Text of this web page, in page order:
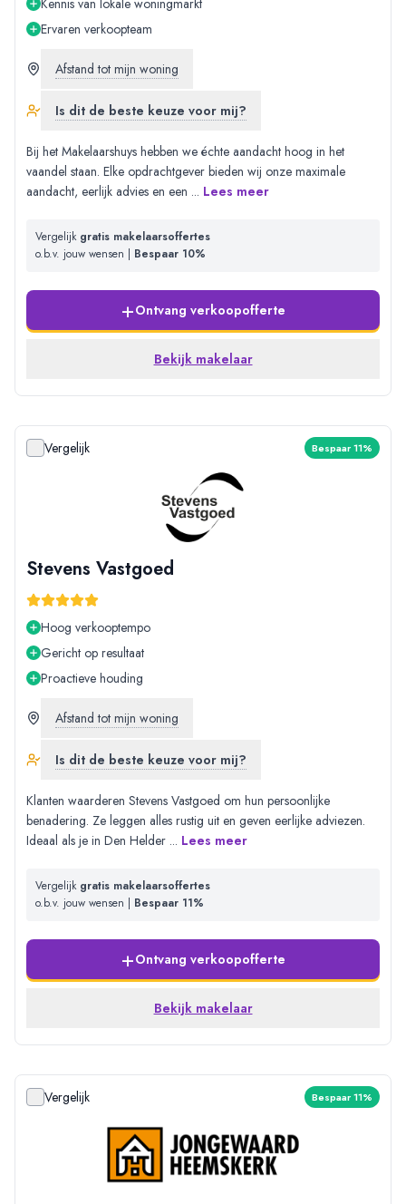
Kennis van lokale woningmarkt
Ervaren verkoopteam
Afstand tot mijn woning
Is dit de beste keuze voor mij?
Bij het Makelaarshuys hebben we échte aandacht hoog in het
vaandel staan. Elke opdrachtgever bieden wij onze maximale
aandacht, eerlijk advies en een ... Lees meer
Vergelijk gratis makelaarsoffertes
o.b.v. jouw wensen | Bespaar 10%
+Ontvang verkoopofferte
Bekijk makelaar
Vergelijk Bespaar 11%
Stevens Vastgoed
Hoog verkooptempo
Gericht op resultaat
Proactieve houding
Afstand tot mijn woning
Is dit de beste keuze voor mij?
Klanten waarderen Stevens Vastgoed om hun persoonlijke
benadering. Ze leggen alles rustig uit en geven eerlijke adviezen.
Ideaal als je in Den Helder ... Lees meer
Vergelijk gratis makelaarsoffertes
o.b.v. jouw wensen | Bespaar 11%
+Ontvang verkoopofferte
Bekijk makelaar
Vergelijk Bespaar 11%